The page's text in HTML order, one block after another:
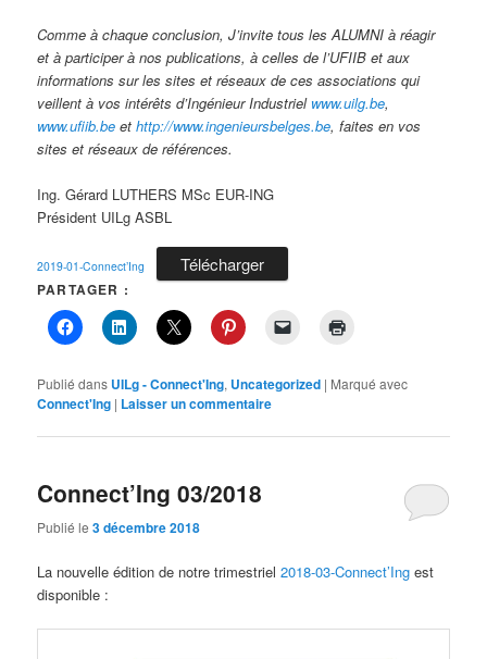
Comme à chaque conclusion, J’invite tous les ALUMNI à réagir
et à participer à nos publications, à celles de l’UFIIB et aux
informations sur les sites et réseaux de ces associations qui
veillent à vos intérêts d’Ingénieur Industriel www.uilg.be,
www.ufiib.be ethttp://www.ingenieursbelges.be, faites en vos
sites et réseaux de références.
Ing. Gérard LUTHERS MSc EUR-ING
Président UILg ASBL
2019-01-Connect’Ing Télécharger
PARTAGER :
Publié dans UILg - Connect'Ing, Uncategorized | Marqué avec
Connect'Ing | Laisser un commentaire
Connect’Ing 03/2018
Publié le3 décembre 2018
La nouvelle édition de notre trimestriel2018-03-Connect’Ing est
disponible :